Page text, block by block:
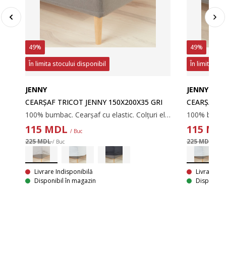
49%
În limita stocului disponibil
JENNY
CEARȘAF TRICOT JENNY 150X200X35 GRI
100% bumbac. Cearșaf cu elastic. Colțuri elastice. 140/150x200x35 cm
115 MDL / Buc
225 MDL/ Buc
Livrare Indisponibilă
Disponibil în magazin
49%
În limita
JENNY
CEARȘAF
115
225 MDL
Livrare
Disponibil